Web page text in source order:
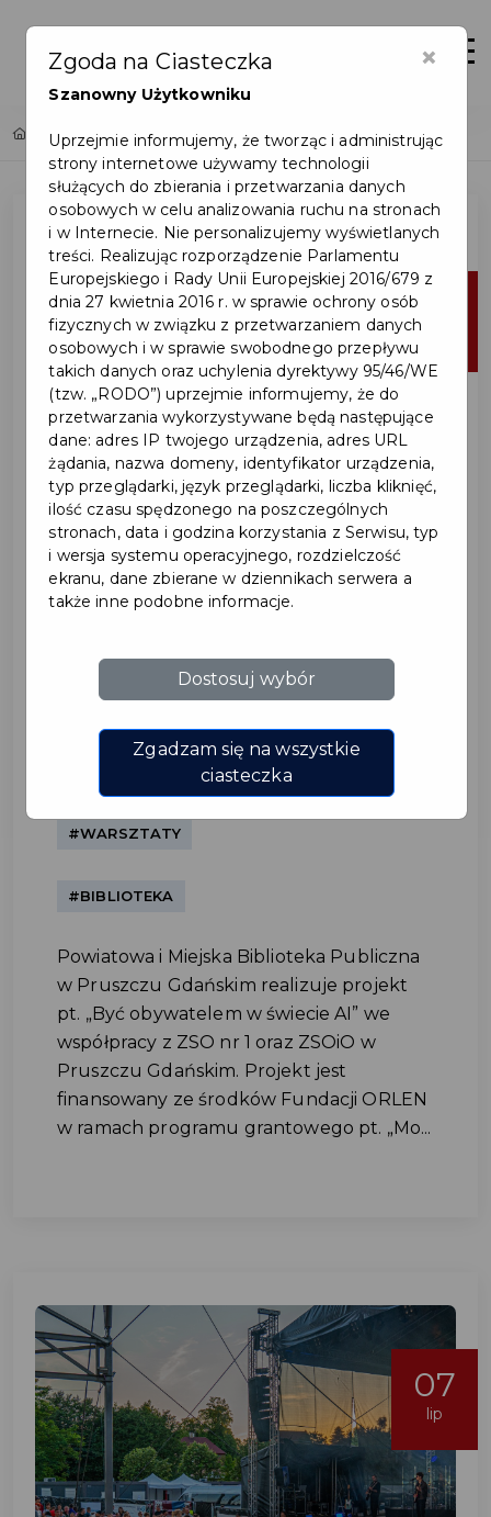
Zaloguj
Home Lista aktualności
Korzystaj rozsądnie z AI –
podsumowanie warsztatów
w pruszczańskiej bibliotece
#WARSZTATY
#BIBLIOTEKA
Powiatowa i Miejska Biblioteka Publiczna
w Pruszczu Gdańskim realizuje projekt
pt. „Być obywatelem w świecie AI” we
współpracy z ZSO nr 1 oraz ZSOiO w
Pruszczu Gdańskim. Projekt jest
finansowany ze środków Fundacji ORLEN
w ramach programu grantowego pt. „Mo...
07
lip
×
Zgoda na Ciasteczka
Szanowny Użytkowniku
Uprzejmie informujemy, że tworząc i administrując
strony internetowe używamy technologii
służących do zbierania i przetwarzania danych
osobowych w celu analizowania ruchu na stronach
i w Internecie. Nie personalizujemy wyświetlanych
treści. Realizując rozporządzenie Parlamentu
Europejskiego i Rady Unii Europejskiej 2016/679 z
dnia 27 kwietnia 2016 r. w sprawie ochrony osób
fizycznych w związku z przetwarzaniem danych
osobowych i w sprawie swobodnego przepływu
takich danych oraz uchylenia dyrektywy 95/46/WE
(tzw. „RODO”) uprzejmie informujemy, że do
przetwarzania wykorzystywane będą następujące
dane: adres IP twojego urządzenia, adres URL
żądania, nazwa domeny, identyfikator urządzenia,
typ przeglądarki, język przeglądarki, liczba kliknięć,
ilość czasu spędzonego na poszczególnych
stronach, data i godzina korzystania z Serwisu, typ
i wersja systemu operacyjnego, rozdzielczość
ekranu, dane zbierane w dziennikach serwera a
także inne podobne informacje.
Dostosuj wybór
Zgadzam się na wszystkie
ciasteczka